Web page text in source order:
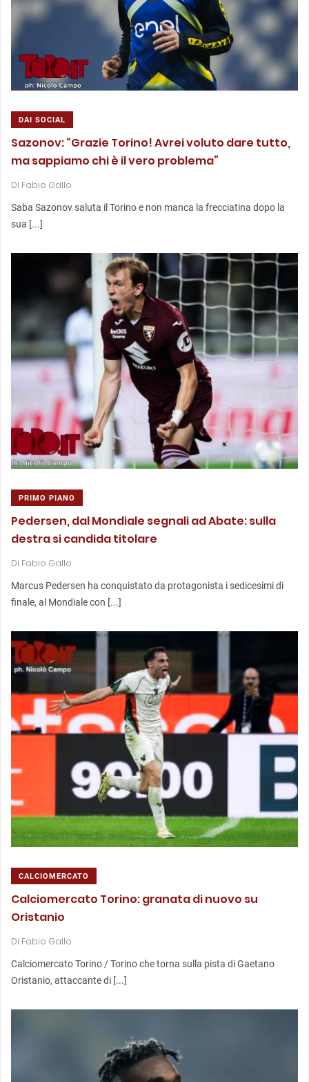
DAI SOCIAL
Sazonov: “Grazie Torino! Avrei voluto dare tutto,
ma sappiamo chi è il vero problema”
Di Fabio Gallo
Saba Sazonov saluta il Torino e non manca la frecciatina dopo la
sua [...]
PRIMO PIANO
Pedersen, dal Mondiale segnali ad Abate: sulla
destra si candida titolare
Di Fabio Gallo
Marcus Pedersen ha conquistato da protagonista i sedicesimi di
finale, al Mondiale con [...]
CALCIOMERCATO
Calciomercato Torino: granata di nuovo su
Oristanio
Di Fabio Gallo
Calciomercato Torino / Torino che torna sulla pista di Gaetano
Oristanio, attaccante di [...]